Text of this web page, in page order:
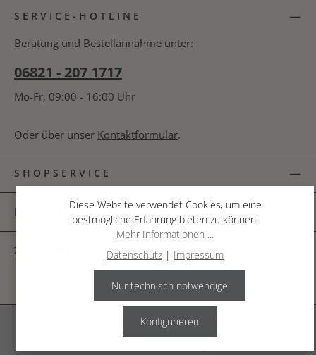
Kenntnis genommen und die
Bitte geben Sie das Ergebnis der Gleichung in das
nachfolgende Textfeld ein. *
SERVICE-HOTLINE
Beratung und Bestellannahme unter:
06821 - 207 1717
Mo-Fr, 09:00 - 16:00 Uhr
Oder über unser Kontaktformular.
SHOPSERVICE
INFORMATIONEN
ZAHLUNGSARTEN
Alle Preise inkl. gesetzl. Mehrwertsteuer zzgl.
Diese Website verwendet Cookies, um eine
bestmögliche Erfahrung bieten zu können.
Mehr Informationen ...
Datenschutz | Impressum
Nur technisch notwendige
Konfigurieren